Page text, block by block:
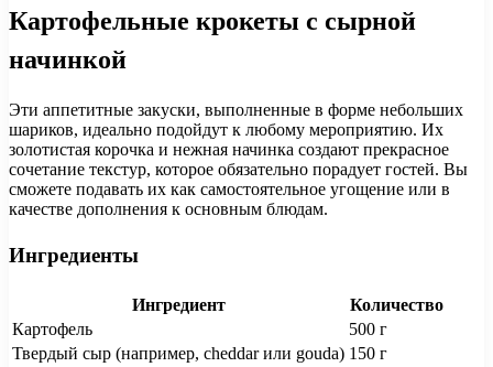
Картофельные крокеты с сырной
начинкой
Эти аппетитные закуски, выполненные в форме небольших
шариков, идеально подойдут к любому мероприятию. Их
золотистая корочка и нежная начинка создают прекрасное
сочетание текстур, которое обязательно порадует гостей. Вы
сможете подавать их как самостоятельное угощение или в
качестве дополнения к основным блюдам.
Ингредиенты
Ингредиент
Количество
Картофель
500 г
Твердый сыр (например, cheddar или gouda) 150 г